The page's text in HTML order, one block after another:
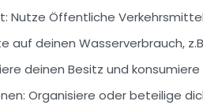
Nutze Öffentliche
auf deinen Wasserverbrauch,
deinen Besitz und
Organisiere oder beteilige